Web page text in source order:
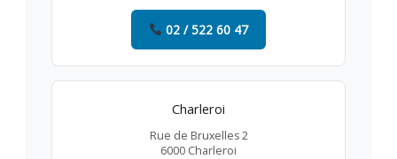
02 / 522 60 47
Charleroi
Rue de Bruxelles 2
6000 Charleroi